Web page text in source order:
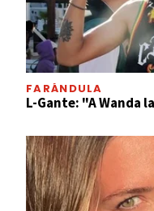
FARÁNDULA
L-Gante: "A Wanda